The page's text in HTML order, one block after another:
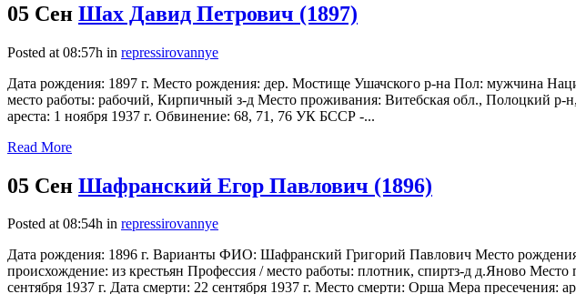
05 Сен Шах Давид Петрович (1897)
Posted at 08:57h in repressirovannye
Дата рождения: 1897 г. Место рождения: дер. Мостище Ушачского р-на Пол: мужчина
место работы: рабочий, Кирпичный з-д Место проживания: Витебская обл., Полоцкий р-
ареста: 1 ноября 1937 г. Обвинение: 68, 71, 76 УК БССР -...
Read More
05 Сен Шафранский Егор Павлович (1896)
Posted at 08:54h in repressirovannye
Дата рождения: 1896 г. Варианты ФИО: Шафранский Григорий Павлович Место
происхождение: из крестьян Профессия / место работы: плотник, спиртз-д д.Яново
сентября 1937 г. Дата смерти: 22 сентября 1937 г. Место смерти: Орша Мера пресечения: